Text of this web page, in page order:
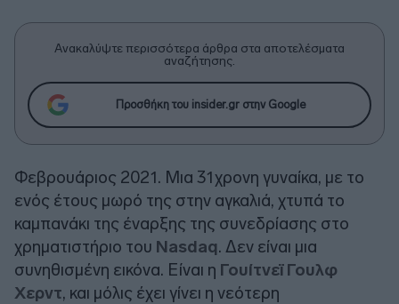
Ανακαλύψτε περισσότερα άρθρα στα αποτελέσματα
αναζήτησης.
Προσθήκη του insider.gr στην Google
Φεβρουάριος 2021. Μια 31χρονη γυναίκα, με το
ενός έτους μωρό της στην αγκαλιά, χτυπά το
καμπανάκι της έναρξης της συνεδρίασης στο
χρηματιστήριο του Nasdaq. Δεν είναι μια
συνηθισμένη εικόνα. Είναι η Γουίτνεϊ Γουλφ
Χερντ, και μόλις έχει γίνει η νεότερη